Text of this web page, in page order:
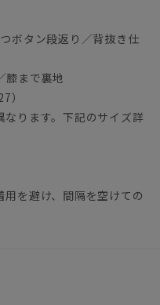
ボタン段返り／背抜き仕
膝まで裏地
）
ります。下記のサイズ詳
を避け、間隔を空けての